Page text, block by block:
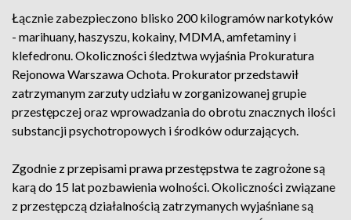
Łącznie zabezpieczono blisko 200 kilogramów narkotyków
- marihuany, haszyszu, kokainy, MDMA, amfetaminy i
klefedronu. Okoliczności śledztwa wyjaśnia Prokuratura
Rejonowa Warszawa Ochota. Prokurator przedstawił
zatrzymanym zarzuty udziału w zorganizowanej grupie
przestępczej oraz wprowadzania do obrotu znacznych ilości
substancji psychotropowych i środków odurzających.
Zgodnie z przepisami prawa przestępstwa te zagrożone są
karą do 15 lat pozbawienia wolności. Okoliczności związane
z przestępczą działalnością zatrzymanych wyjaśniane są